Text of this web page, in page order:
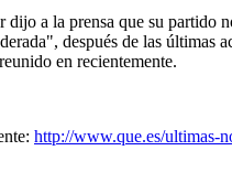
dijo a la prensa que su partido
después de las últimas
en recientemente.
http://www.que.es/ultimas-